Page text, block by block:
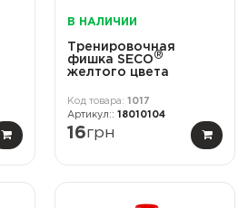
В НАЛИЧИИ
Тренировочная
фишка SECO®
желтого цвета
1017
18010104
16грн